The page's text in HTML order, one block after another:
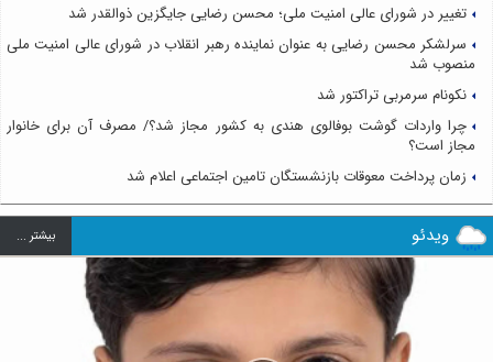
تغییر در شورای عالی امنیت ملی؛ محسن رضایی جایگزین ذوالقدر شد
سرلشکر محسن رضایی به عنوان نماینده رهبر انقلاب در شورای عالی امنیت ملی
منصوب شد
نکونام سرمربی تراکتور شد
چرا واردات گوشت بوفالوی هندی به کشور مجاز شد؟/ مصرف آن برای خانوار
مجاز است؟
زمان پرداخت معوقات بازنشستگان تامین اجتماعی اعلام شد
ویدئو بيشتر ...